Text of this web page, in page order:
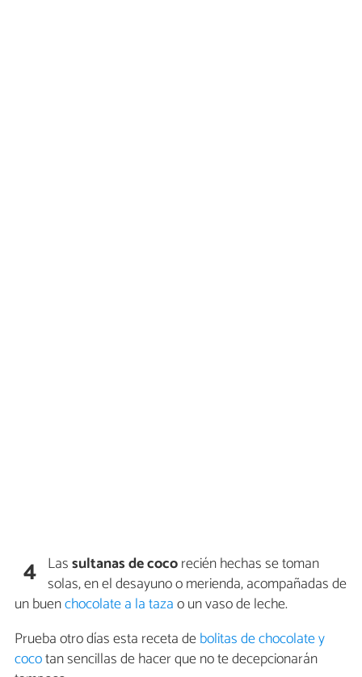
4 Lassultanas de cocorecién hechas se toman
solas, en el desayuno o merienda, acompañadas de
un buenchocolate a la tazao un vaso de leche.
Prueba otro días esta receta debolitas de chocolate y
cocotan sencillas de hacer que no te decepcionarán